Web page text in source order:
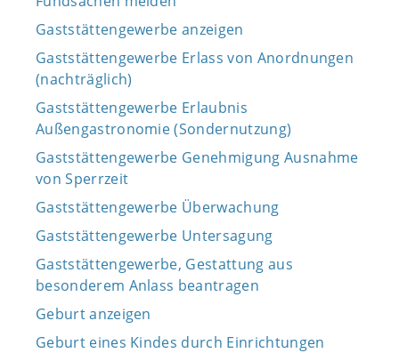
Gaststättengewerbe anzeigen
Gaststättengewerbe Erlass von Anordnungen
(nachträglich)
Gaststättengewerbe Erlaubnis
Außengastronomie (Sondernutzung)
Gaststättengewerbe Genehmigung Ausnahme
von Sperrzeit
Gaststättengewerbe Überwachung
Gaststättengewerbe Untersagung
Gaststättengewerbe, Gestattung aus
besonderem Anlass beantragen
Geburt anzeigen
Geburt eines Kindes durch Einrichtungen